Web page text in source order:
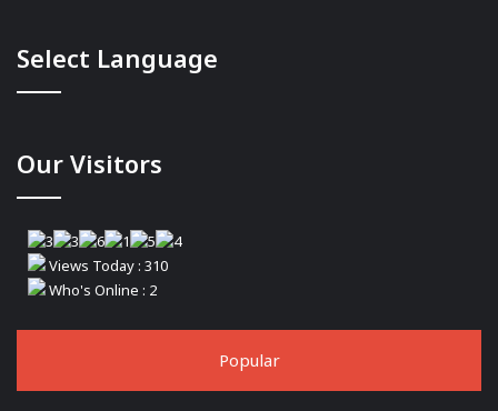
Select Language
Our Visitors
Views Today : 310
Who's Online : 2
Popular